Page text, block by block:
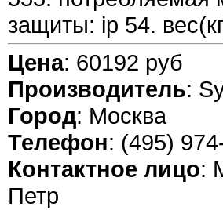
защиты: ip 54.
Цена: 60192 руб
Производитель:
Город: Москва
Телефон: (495)
Контактное лицо:
Петр